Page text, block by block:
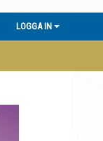
LOGGA IN